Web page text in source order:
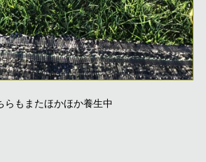
らもまたほかほか養生中